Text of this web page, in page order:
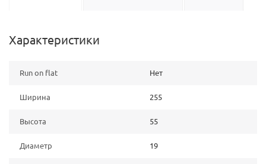
Характеристики
Run on flat Нет
Ширина 255
Высота 55
Диаметр 19